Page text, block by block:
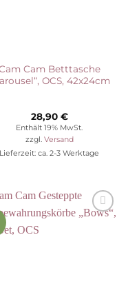
Cam Betttasche
OCS, 42x24cm
28,90 €
Enthält 19% MwSt.
zzgl. Versand
Lieferzeit: ca. 2-3 Werktage